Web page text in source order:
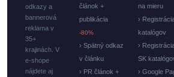
odkazy a
bannerová
reklama v
35+
krajinách. V
e-shope
nájdete aj
článok +
publikácia
-80%
› Spätný odkaz
v článku
› PR článok +
na mieru
›
katalógov
›
SK
› Google